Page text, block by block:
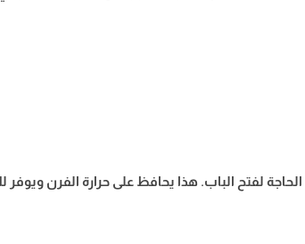
دون الحاجة لفتح الباب. هذا يحافظ على حرارة الفرن